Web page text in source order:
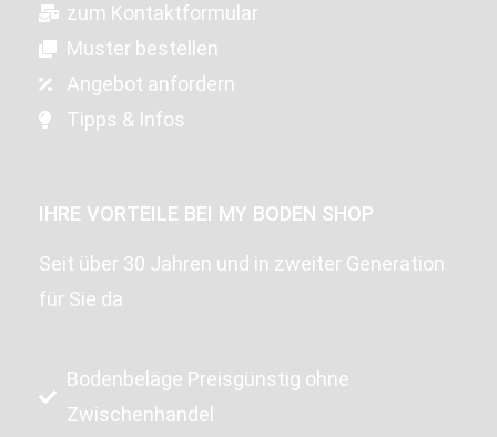
zum Kontaktformular
Muster bestellen
Angebot anfordern
Tipps & Infos
IHRE VORTEILE BEI MY BODEN SHOP
Seit über 30 Jahren und in zweiter Generation
für Sie da
Bodenbeläge Preisgünstig ohne
Zwischenhandel